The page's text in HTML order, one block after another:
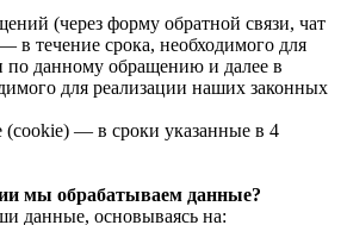
(через форму обратной связи, чат
течение срока, необходимого для
данному обращению и далее в
для реализации наших законных
(cookie) — в сроки указанные в 4
мы обрабатываем данные?
данные, основываясь на: